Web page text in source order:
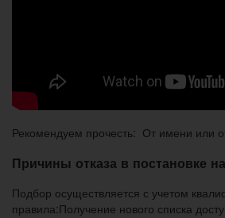
Рекомендуем прочесть: От имени или
Причины отказа в постановке
Подбор осуществляется с учетом
правила:Получение нового списка